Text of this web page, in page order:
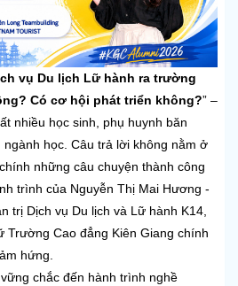
vụ Du lịch Lữ hành ra trường
Có cơ hội phát triển không?” –
nhiều học sinh, phụ huynh băn
học. Câu trả lời không nằm ở
những câu chuyện thành công
trình của Nguyễn Thị Mai Hương -
trị Dịch vụ Du lịch và Lữ hành K14,
Trường Cao đẳng Kiên Giang chính
hứng.
chắc đến hành trình nghề